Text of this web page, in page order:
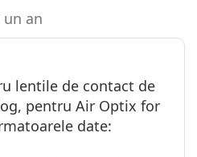
an
lentile de contact de
pentru Air Optix for
date: